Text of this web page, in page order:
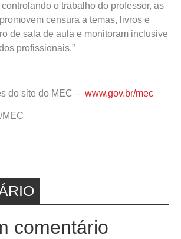
o trabalho do professor, as
censura a temas, livros e
de sala de aula e monitoram inclusive
profissionais.”
do site do MEC – www.gov.br/mec
MEC
comentário